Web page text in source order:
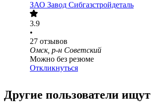
ЗАО Завод Сибгазстройдеталь
3.9
•
27 отзывов
Омск, р-н Советский
Можно без резюме
Откликнуться
Другие пользователи ищут